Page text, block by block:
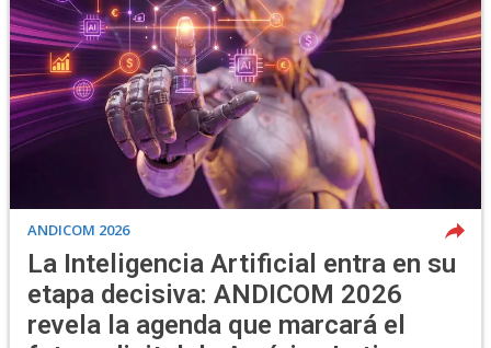
ANDICOM 2026
La Inteligencia Artificial entra en su
etapa decisiva: ANDICOM 2026
revela la agenda que marcará el